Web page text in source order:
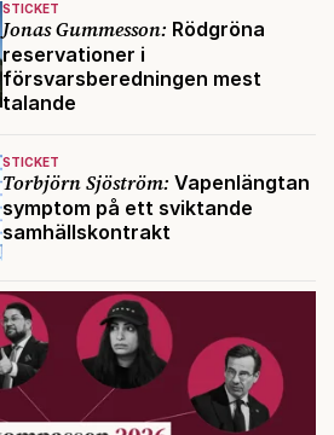
STICKET
Jonas Gummesson: Rödgröna
reservationer i
försvarsberedningen mest
talande
STICKET
Torbjörn Sjöström: Vapenlängtan
symptom på ett sviktande
samhällskontrakt